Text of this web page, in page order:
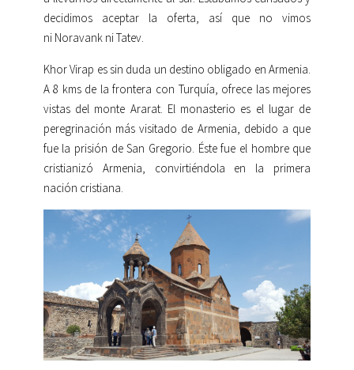
decidimos aceptar la oferta, así que no vimos
ni Noravank ni Tatev.
Khor Virap es sin duda un destino obligado en Armenia.
A 8 kms de la frontera con Turquía, ofrece las mejores
vistas del monte Ararat. El monasterio es el lugar de
peregrinación más visitado de Armenia, debido a que
fue la prisión de San Gregorio. Éste fue el hombre que
cristianizó Armenia, convirtiéndola en la primera
nación cristiana.